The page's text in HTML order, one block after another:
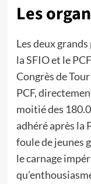
Les
Les deux
la SFIO et le
Congrès de
PCF,
moitié des
adhéré après la
foule de jeunes
le carnage